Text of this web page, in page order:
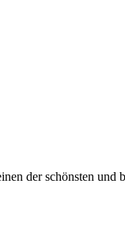
der schönsten